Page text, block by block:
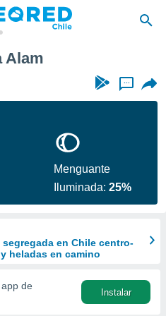
Alam
...
Menguante
Iluminada:25%
en Chile centro-
heladas en camino
app de
Instalar